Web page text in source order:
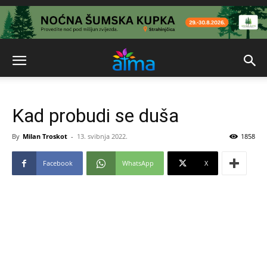
Kad probudi se duša
By Milan Troskot - 13. svibnja 2022. 1858
Facebook WhatsApp X